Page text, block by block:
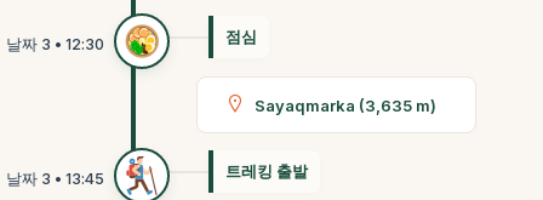
점심
Sayaqmarka (3,635 m)
트레킹 출발